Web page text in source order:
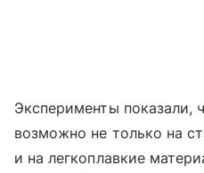
Эксперименты показали,
возможно не только на
и на легкоплавкие